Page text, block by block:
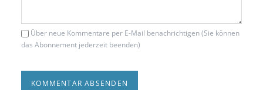
Über neue Kommentare per E-Mail benachrichtigen (Sie können
das Abonnement jederzeit beenden)
KOMMENTAR ABSENDEN